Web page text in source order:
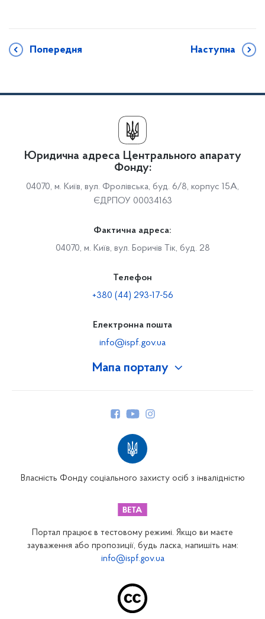
Попередня Наступна
Мапа порталу
Закарпатське відділення
Запорізьке відділення
Юридична адреса Центрального апарату
Фонду:
04070, м. Київ, вул. Фролівська, буд. 6/8, корпус 15А,
ЄДРПОУ 00034163
Фактична адреса:
04070, м. Київ, вул. Боричів Тік, буд. 28
Телефон
+380 (44) 293-17-56
Електронна пошта
info@ispf.gov.ua
Власність Фонду соціального захисту осіб з інвалідністю
Портал працює в тестовому режимі. Якщо ви маєте
зауваження або пропозиції, будь ласка, напишіть нам:
info@ispf.gov.ua